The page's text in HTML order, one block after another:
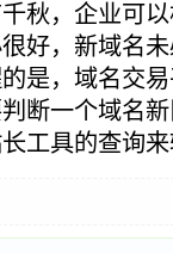
，企业可以
好，新域名
是，域名交
断一个域名
工具的查询